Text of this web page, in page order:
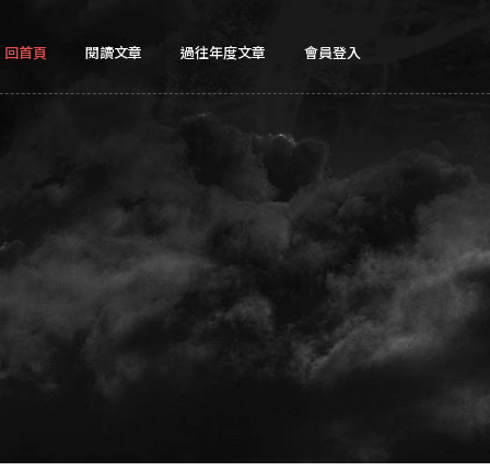
回首頁 閱讀文章 過往年度文章 會員登入